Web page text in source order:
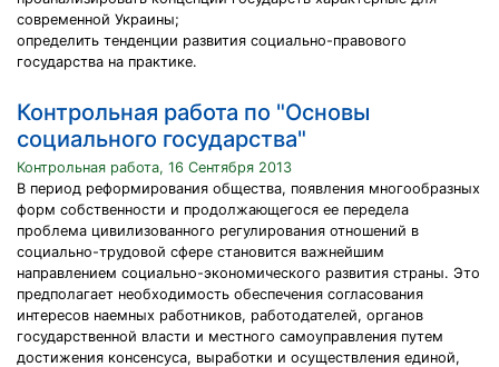
современной Украины;
определить тенденции развития социально-правового
государства на практике.
Контрольная работа по "Основы
социального государства"
Контрольная работа, 16 Сентября 2013
В период реформирования общества, появления многообразных
форм собственности и продолжающегося ее передела
проблема цивилизованного регулирования отношений в
социально-трудовой сфере становится важнейшим
направлением социально-экономического развития страны. Это
предполагает необходимость обеспечения согласования
интересов наемных работников, работодателей, органов
государственной власти и местного самоуправления путем
достижения консенсуса, выработки и осуществления единой,